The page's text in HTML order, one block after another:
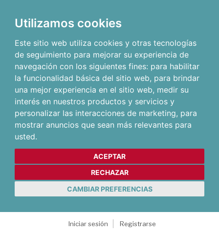
Utilizamos cookies
Este sitio web utiliza cookies y otras tecnologías
de seguimiento para mejorar su experiencia de
navegación con los siguientes fines: para habilitar
la funcionalidad básica del sitio web, para brindar
una mejor experiencia en el sitio web, medir su
interés en nuestros productos y servicios y
personalizar las interacciones de marketing, para
mostrar anuncios que sean más relevantes para
usted.
ACEPTAR
RECHAZAR
CAMBIAR PREFERENCIAS
Iniciar sesión
Registrarse